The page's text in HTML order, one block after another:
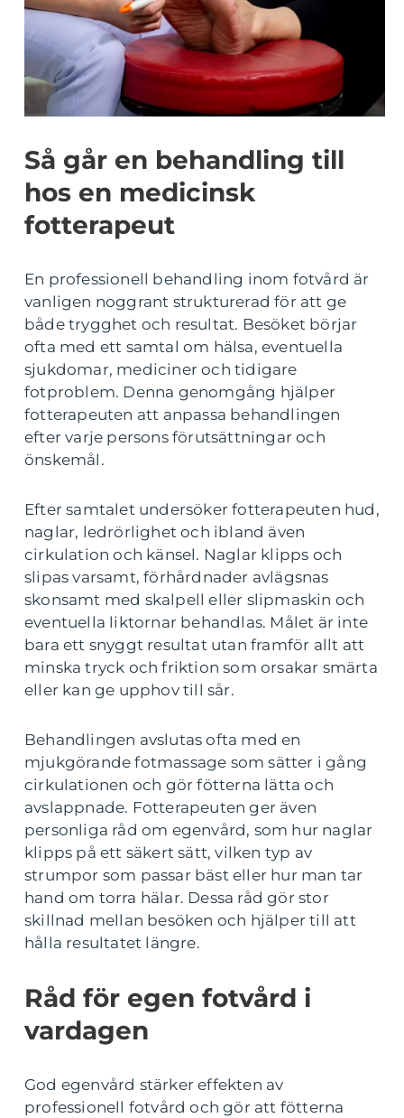
Så går en behandling till
hos en medicinsk
fotterapeut
En professionell behandling inom fotvård är
vanligen noggrant strukturerad för att ge
både trygghet och resultat. Besöket börjar
ofta med ett samtal om hälsa, eventuella
sjukdomar, mediciner och tidigare
fotproblem. Denna genomgång hjälper
fotterapeuten att anpassa behandlingen
efter varje persons förutsättningar och
önskemål.
Efter samtalet undersöker fotterapeuten hud,
naglar, ledrörlighet och ibland även
cirkulation och känsel. Naglar klipps och
slipas varsamt, förhårdnader avlägsnas
skonsamt med skalpell eller slipmaskin och
eventuella liktornar behandlas. Målet är inte
bara ett snyggt resultat utan framför allt att
minska tryck och friktion som orsakar smärta
eller kan ge upphov till sår.
Behandlingen avslutas ofta med en
mjukgörande fotmassage som sätter i gång
cirkulationen och gör fötterna lätta och
avslappnade. Fotterapeuten ger även
personliga råd om egenvård, som hur naglar
klipps på ett säkert sätt, vilken typ av
strumpor som passar bäst eller hur man tar
hand om torra hälar. Dessa råd gör stor
skillnad mellan besöken och hjälper till att
hålla resultatet längre.
Råd för egen fotvård i
vardagen
God egenvård stärker effekten av
professionell fotvård och gör att fötterna